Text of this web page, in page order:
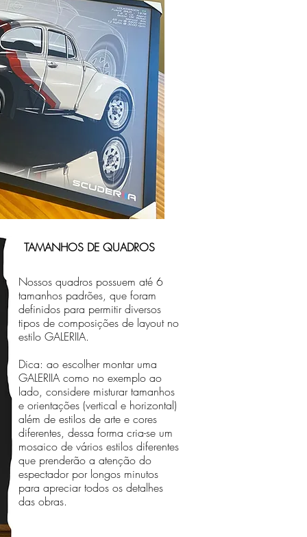
TAMANHOS DE QUADROS
Nossos quadros possuem até 6
tamanhos padrões, que foram
definidos para permitir diversos
tipos de composições de layout no
estilo GALERIIA.
Dica: ao escolher montar uma
GALERIIA como no exemplo ao
lado, considere misturar tamanhos
e orientações (vertical e horizontal)
além de estilos de arte e cores
diferentes, dessa forma cria-se um
mosaico de vários estilos diferentes
que prenderão a atenção do
espectador por longos minutos
para apreciar todos os detalhes
das obras.